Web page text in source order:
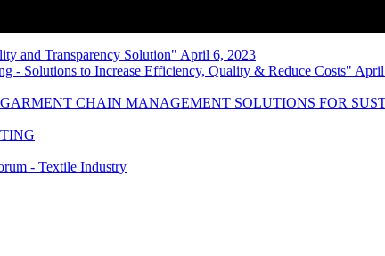
and Transparency Solution" April 6, 2023
- Solutions to Increase Efficiency, Quality & Reduce Costs"
CHAIN MANAGEMENT SOLUTIONS FOR
- Textile Industry